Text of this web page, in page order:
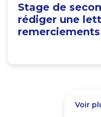
Stage de
rédiger une
remerciements
Voir